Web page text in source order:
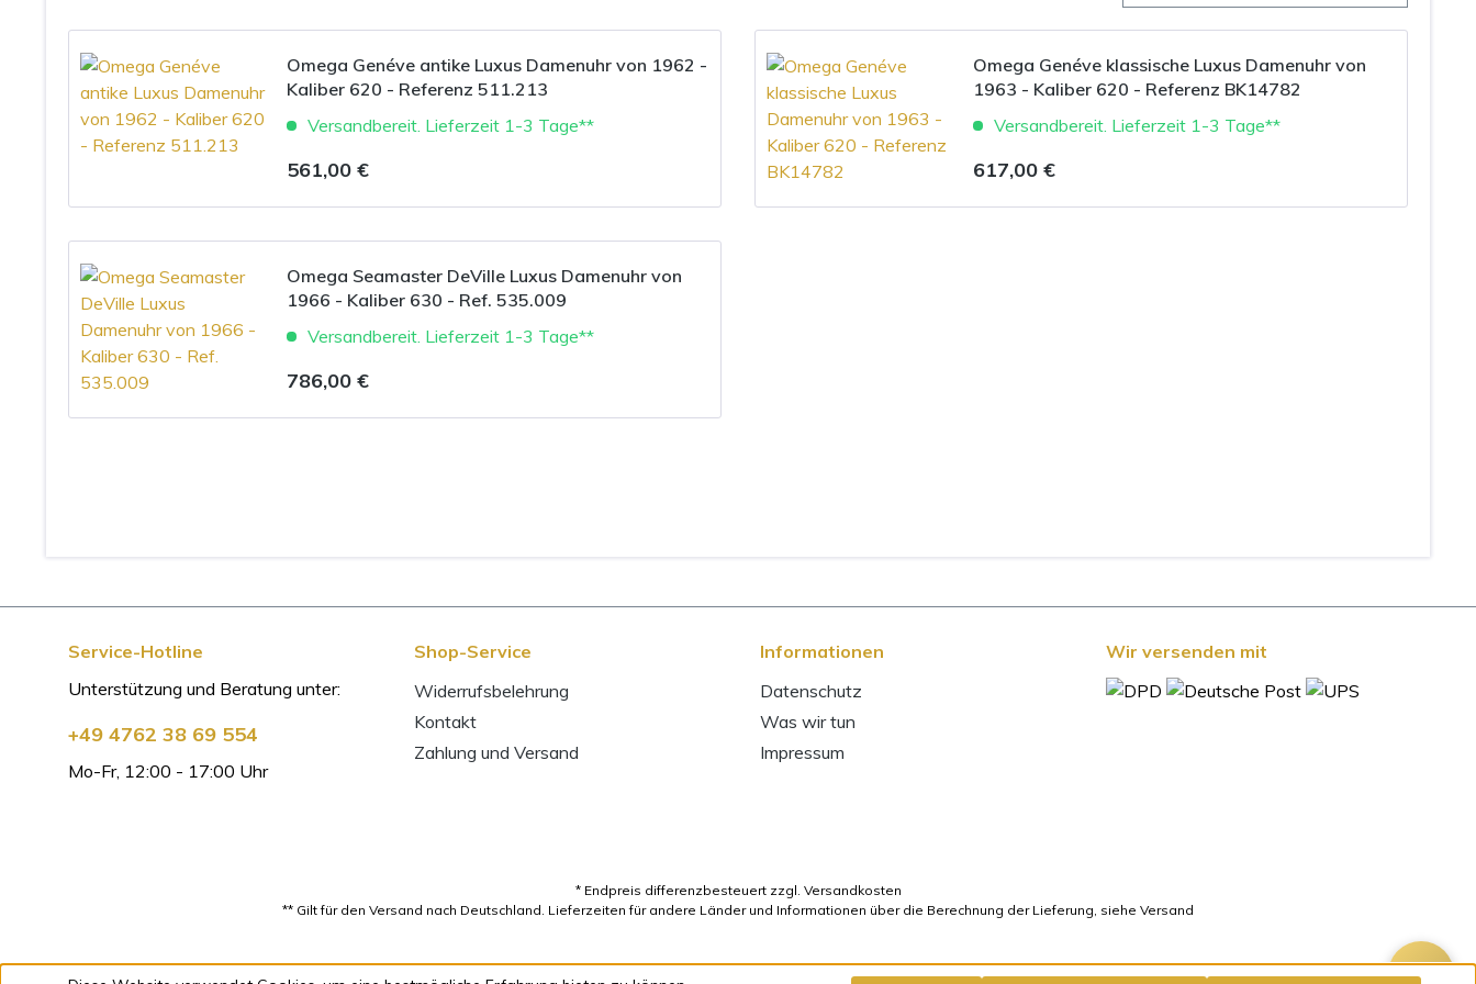
Omega Genéve antike Luxus Damenuhr von 1962 -
Kaliber 620 - Referenz 511.213
Versandbereit. Lieferzeit 1-3 Tage**
561,00 €
Omega Genéve klassische Luxus Damenuhr von
1963 - Kaliber 620 - Referenz BK14782
Versandbereit. Lieferzeit 1-3 Tage**
617,00 €
Omega Seamaster DeVille Luxus Damenuhr von
1966 - Kaliber 630 - Ref. 535.009
Versandbereit. Lieferzeit 1-3 Tage**
786,00 €
Service-Hotline
Unterstützung und Beratung unter:
+49 4762 38 69 554
Mo-Fr, 12:00 - 17:00 Uhr
Shop-Service
Widerrufsbelehrung
Kontakt
Zahlung und Versand
Informationen
Datenschutz
Was wir tun
Impressum
Wir versenden mit
* Endpreis differenzbesteuert zzgl. Versandkosten
** Gilt für den Versand nach Deutschland. Lieferzeiten für andere Länder und Informationen über die Berechnung der Lieferung, siehe Versand
💬